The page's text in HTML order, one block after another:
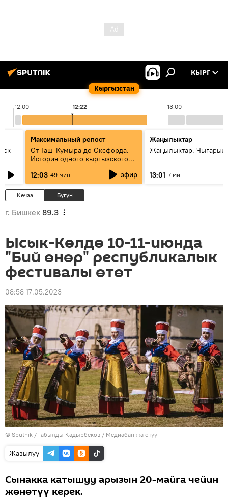
Кыргызстан
КЫРГ
12:00 13:00
12:22
Максимальный репост
От Таш-Кумыра до Оксфорда.
История одного кыргызского
12:03 49 мин эфир
Жаңылыктар
Жаңылыктар.
13:01 7 мин
Кечээ Бүгүн
г. Бишкек 89.3
Ысык-Көлдө 10-11-июнда
"Бий өнөр" республикалык
фестивалы өтөт
08:58 17.05.2023
© Sputnik / Табылды Кадырбеков / Медиабанкка өтүү
Жазылуу
Сынакка катышуу арызын 20-майга чейин
жөнөтүү керек.